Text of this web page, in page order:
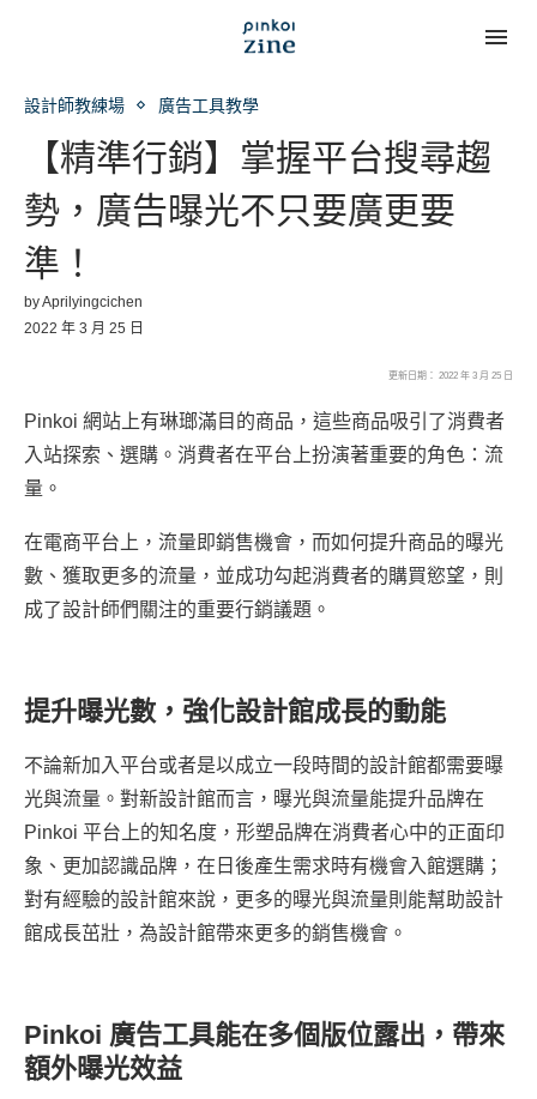
設計師教練場 廣告工具教學
【精準行銷】掌握平台搜尋趨
勢，廣告曝光不只要廣更要
準！
byAprilyingcichen
2022 年 3 月 25 日
更新日期： 2022 年 3 月 25 日
Pinkoi 網站上有琳瑯滿目的商品，這些商品吸引了消費者
入站探索、選購。消費者在平台上扮演著重要的角色：流
量。
在電商平台上，流量即銷售機會，而如何提升商品的曝光
數、獲取更多的流量，並成功勾起消費者的購買慾望，則
成了設計師們關注的重要行銷議題。
提升曝光數，強化設計館成長的動能
不論新加入平台或者是以成立一段時間的設計館都需要曝
光與流量。對新設計館而言，曝光與流量能提升品牌在
Pinkoi 平台上的知名度，形塑品牌在消費者心中的正面印
象、更加認識品牌，在日後產生需求時有機會入館選購；
對有經驗的設計館來說，更多的曝光與流量則能幫助設計
館成長茁壯，為設計館帶來更多的銷售機會。
Pinkoi 廣告工具能在多個版位露出，帶來
額外曝光效益